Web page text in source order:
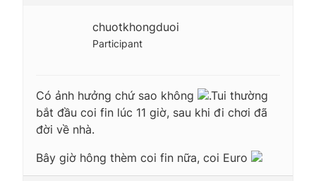
chuotkhongduoi
Participant
Có ảnh hưởng chứ sao không
.Tui thường
bắt đầu coi fin lúc 11 giờ, sau khi đi chơi đã
đời về nhà.
Bây giờ hông thèm coi fin nữa, coi Euro